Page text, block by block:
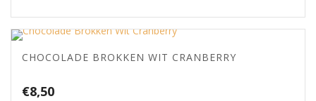
CHOCOLADE BROKKEN WIT CRANBERRY
€8,50